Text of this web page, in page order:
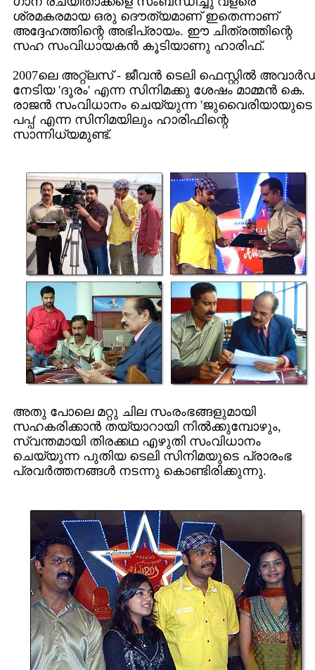
ശ്രമകരമായ ഒരു ദൌത്യമാണ് ഇതെന്നാണ്
അദ്ദേഹത്തിന്റെ അഭിപ്രായം. ഈ ചിത്രത്തിന്റെ
സഹ സംവിധായകന്‍ കൂടിയാണു ഹാരിഫ്.
2007ലെ അറ്റ്ലസ് - ജീവന്‍ ടെലി ഫെസ്റ്റില്‍
നേടിയ 'ദൂരം' എന്ന സിനിമക്കു ശേഷം മാമ്മന്‍ കെ.
രാജന്‍ സംവിധാനം ചെയ്യുന്ന 'ജുവൈരിയായുടെ
പപ്പ' എന്ന സിനിമയിലും ഹാരിഫിന്റെ
സാന്നിധ്യമുണ്ട്.
അതു പോലെ മറ്റു ചില സംരംഭങ്ങളുമായി
സഹകരിക്കാന്‍ തയ്യാറായി നില്‍ക്കുമ്പോഴും,
സ്വന്തമായി തിരക്കഥ എഴുതി സംവിധാനം
ചെയ്യുന്ന പുതിയ ടെലി സിനിമയുടെ പ്രാരംഭ
പ്രവര്‍ത്തനങ്ങള്‍ നടന്നു കൊണ്ടിരിക്കുന്നു.